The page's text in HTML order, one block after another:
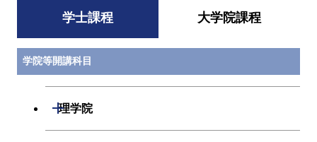
学士課程 大学院課程
学院等開講科目
理学院
開閉